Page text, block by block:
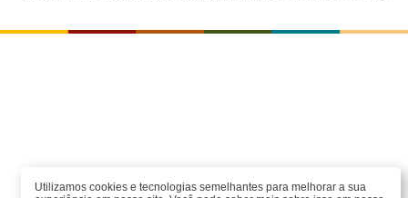
Utilizamos cookies e tecnologias semelhantes para melhorar a sua